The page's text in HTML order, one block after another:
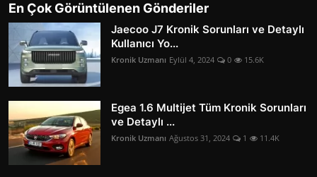
En Çok Görüntülenen Gönderiler
Jaecoo J7 Kronik Sorunları ve Detaylı
Kullanıcı Yo...
Kronik Uzmanı Eylül 4, 2024 0 15.6K
Egea 1.6 Multijet Tüm Kronik Sorunları
ve Detaylı ...
Kronik Uzmanı Ağustos 31, 2024 1 11.4K